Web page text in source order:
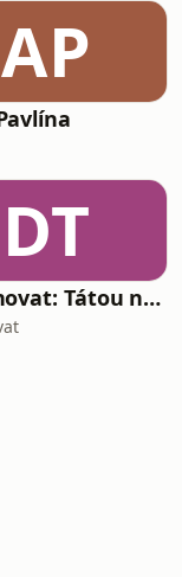
AP
DT
Dovychovat: Tátou na celý život